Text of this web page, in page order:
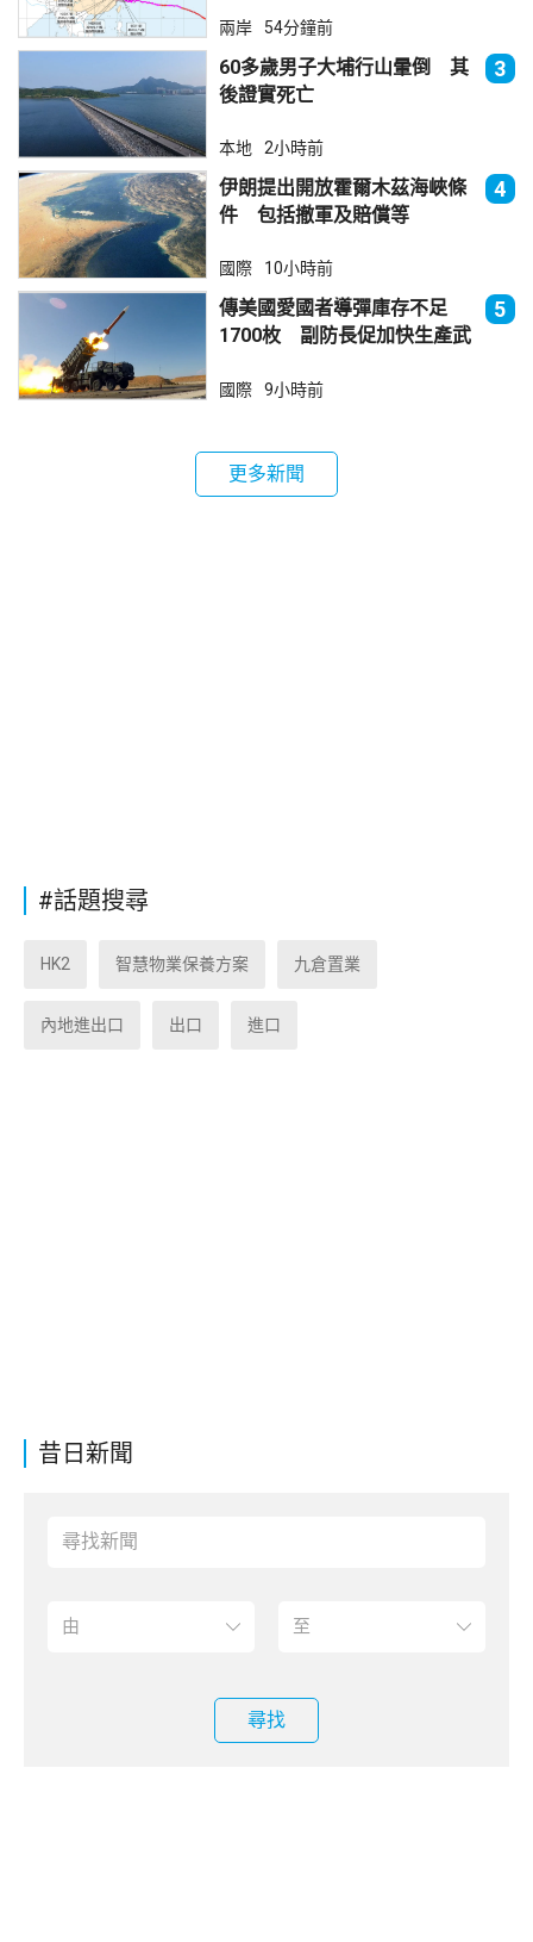
昔日新聞
尋找
兩岸 54分鐘前
60多歲男子大埔行山暈倒 其
後證實死亡
3
本地 2小時前
伊朗提出開放霍爾木茲海峽條
件 包括撤軍及賠償等
4
國際 10小時前
傳美國愛國者導彈庫存不足
1700枚 副防長促加快生產武
5
國際 9小時前
更多新聞
#話題搜尋
HK2 智慧物業保養方案 九倉置業
內地進出口 出口 進口